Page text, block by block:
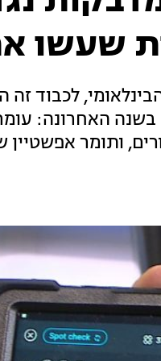
שעשו
לכבוד זה
האחרונה:
ותומר